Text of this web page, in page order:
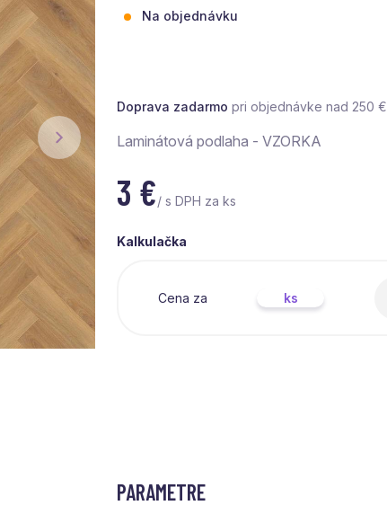
Na objednávku
Doprava zadarmo pri objednávke nad 250 €
Laminátová podlaha - VZORKA
3 €/ s DPH za ks
Kalkulačka
Cena za ks
PARAMETRE